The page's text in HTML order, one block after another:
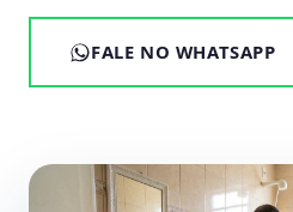
FALE NO WHATSAPP